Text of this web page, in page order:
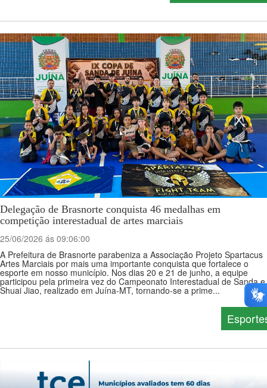
Delegação de Brasnorte conquista 46 medalhas em
competição interestadual de artes marciais
25/06/2026 ás 09:06:00
A Prefeitura de Brasnorte parabeniza a Associação Projeto Spartacus
Artes Marciais por mais uma importante conquista que fortalece o
esporte em nosso município. Nos dias 20 e 21 de junho, a equipe
participou pela primeira vez do Campeonato Interestadual de Sanda e
Shuai Jiao, realizado em Juína-MT, tornando-se a prime...